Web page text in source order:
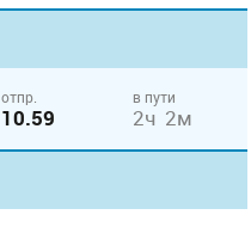
отпр.
10.59
в пути
2ч 2м